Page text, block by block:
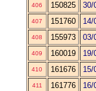
406 150825 30/
407 151760 14/
408 155973 03/
409 160019 19/
410 161676 15/
411 161776 16/